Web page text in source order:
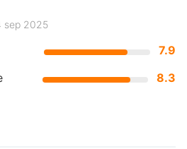
7.9
8.3
sep 2025